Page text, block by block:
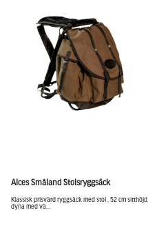
Alces Småland Stolsryggsäck
Klassisk prisvärd ryggsäck med stol , 52 cm sitthöjd,
dyna med vä...